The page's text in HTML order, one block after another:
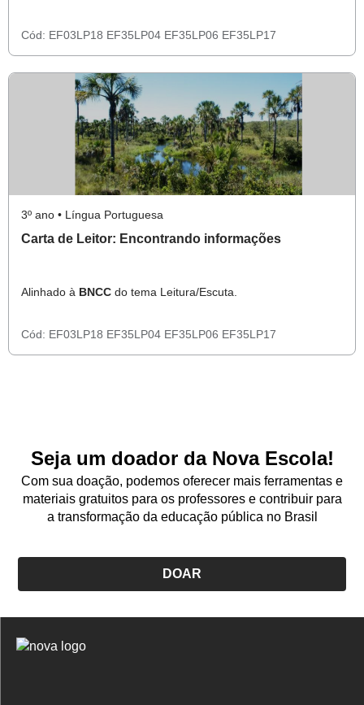
Cód: EF03LP18 EF35LP04 EF35LP06 EF35LP17
3º ano • Língua Portuguesa
Carta de Leitor: Encontrando informações
Alinhado à BNCC do tema Leitura/Escuta.
Cód: EF03LP18 EF35LP04 EF35LP06 EF35LP17
Seja um doador da Nova Escola!
Com sua doação, podemos oferecer mais ferramentas e
materiais gratuitos para os professores e contribuir para
a transformação da educação pública no Brasil
DOAR
Logo